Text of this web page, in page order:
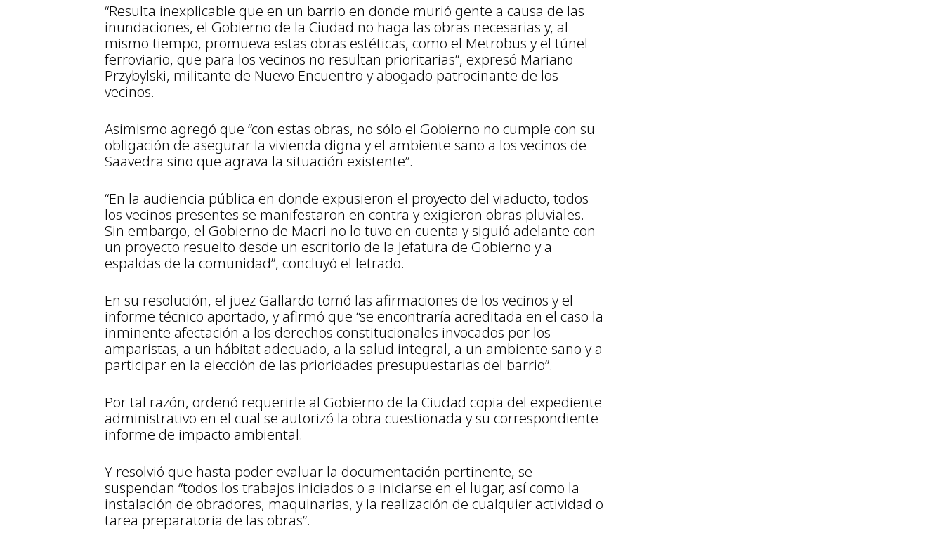
“Resulta inexplicable que en un barrio en donde murió gente a causa de las
inundaciones, el Gobierno de la Ciudad no haga las obras necesarias y, al
mismo tiempo, promueva estas obras estéticas, como el Metrobus y el túnel
ferroviario, que para los vecinos no resultan prioritarias”, expresó Mariano
Przybylski, militante de Nuevo Encuentro y abogado patrocinante de los
vecinos.
Asimismo agregó que “con estas obras, no sólo el Gobierno no cumple con su
obligación de asegurar la vivienda digna y el ambiente sano a los vecinos de
Saavedra sino que agrava la situación existente”.
“En la audiencia pública en donde expusieron el proyecto del viaducto, todos
los vecinos presentes se manifestaron en contra y exigieron obras pluviales.
Sin embargo, el Gobierno de Macri no lo tuvo en cuenta y siguió adelante con
un proyecto resuelto desde un escritorio de la Jefatura de Gobierno y a
espaldas de la comunidad”, concluyó el letrado.
En su resolución, el juez Gallardo tomó las afirmaciones de los vecinos y el
informe técnico aportado, y afirmó que “se encontraría acreditada en el caso la
inminente afectación a los derechos constitucionales invocados por los
amparistas, a un hábitat adecuado, a la salud integral, a un ambiente sano y a
participar en la elección de las prioridades presupuestarias del barrio”.
Por tal razón, ordenó requerirle al Gobierno de la Ciudad copia del expediente
administrativo en el cual se autorizó la obra cuestionada y su correspondiente
informe de impacto ambiental.
Y resolvió que hasta poder evaluar la documentación pertinente, se
suspendan “todos los trabajos iniciados o a iniciarse en el lugar, así como la
instalación de obradores, maquinarias, y la realización de cualquier actividad o
tarea preparatoria de las obras”.